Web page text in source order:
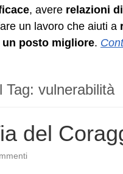
, avere relazioni
un lavoro che aiuti a
posto migliore.
Tag: vulnerabilità
del